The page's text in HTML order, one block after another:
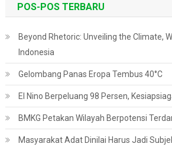
POS-POS TERBARU
Beyond Rhetoric: Unveiling the Climate,
Indonesia
Gelombang Panas Eropa Tembus 40°C
El Nino Berpeluang 98 Persen,
BMKG Petakan Wilayah Berpotensi
Masyarakat Adat Dinilai Harus Jadi